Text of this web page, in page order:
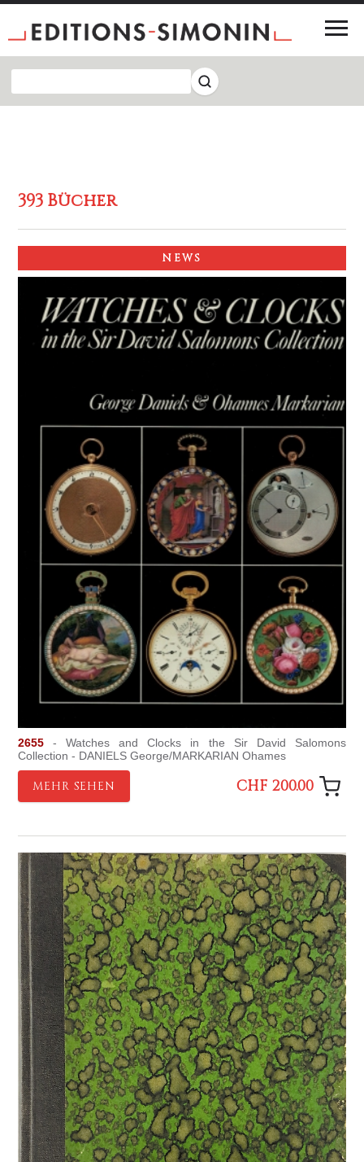
393 Bücher
2655 - Watches and Clocks in the Sir David Salomons
Collection - DANIELS George/MARKARIAN Ohames
MEHR SEHEN CHF 200.00